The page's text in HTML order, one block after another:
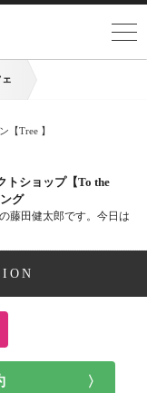
ェ
【Tree 】
トショップ【To the
グ
藤田健太郎です。今日は